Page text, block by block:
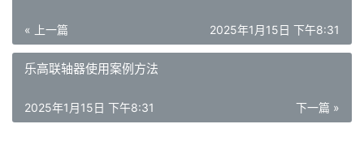
« 上一篇 2025年1月15日 下午8:31
乐高联轴器使用案例方法
下一篇 »
2025年1月15日 下午8:31